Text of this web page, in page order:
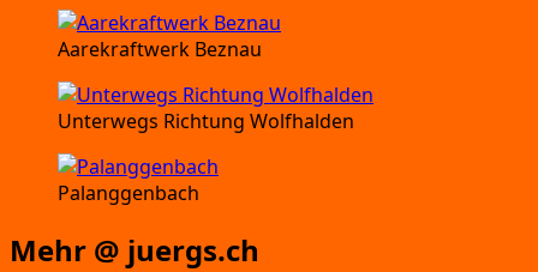
Aarekraftwerk Beznau
Unterwegs Richtung Wolfhalden
Palanggenbach
Mehr @ juergs.ch